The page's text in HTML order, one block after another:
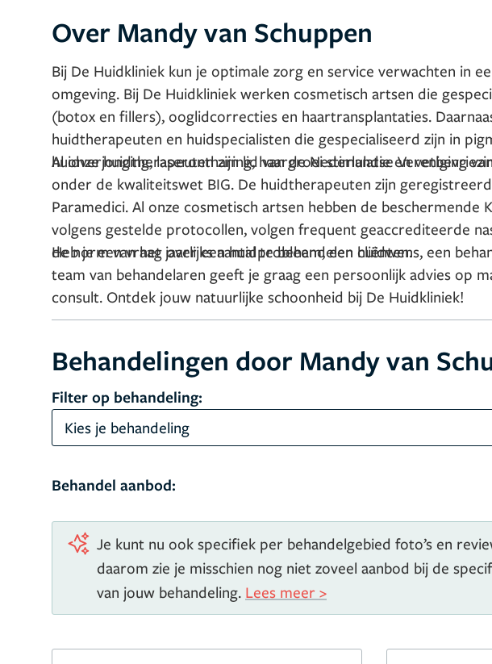
Over Mandy van Schuppen
Bij De Huidkliniek kun je optimale zorg en service verwachten in
omgeving. Bij De Huidkliniek werken cosmetisch artsen die
(botox en fillers), ooglidcorrecties en haartransplantaties.
huidtherapeuten en huidspecialisten die gespecialiseerd zijn in
huidverjonging, laserontharing, haargroei stimulatie en
Al onze huidtherapeuten zijn lid van de Nederlandse Vereniging
onder de kwaliteitswet BIG. De huidtherapeuten zijn
Paramedici. Al onze cosmetisch artsen hebben de beschermende
volgens gestelde protocollen, volgen frequent geaccrediteerde
de norm van het jaarlijks aantal te behandelen cliënten.
Heb je een vraag over een huidprobleem, een huidwens, een
team van behandelaren geeft je graag een persoonlijk advies op
consult. Ontdek jouw natuurlijke schoonheid bij De Huidkliniek!
Behandelingen door Mandy van
Filter op behandeling:
Kies je behandeling
Behandel aanbod:
Je kunt nu ook specifiek per behandelgebied foto’s en
daarom zie je misschien nog niet zoveel aanbod bij de
van jouw behandeling. Lees meer >